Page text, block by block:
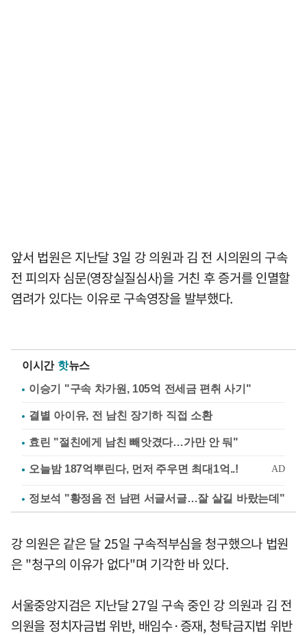
앞서 법원은 지난달 3일 강 의원과 김 전 시의원의 구속
전 피의자 심문(영장실질심사)을 거친 후 증거를 인멸할
염려가 있다는 이유로 구속영장을 발부했다.
이시간 핫뉴스
이승기 "구속 차가원, 105억 전세금 편취 사기"
결별 아이유, 전 남친 장기하 직접 소환
효린 "절친에게 남친 빼앗겼다…가만 안 둬"
정보석 "황정음 전 남편 서글서글…잘 살길 바랐는데"
강 의원은 같은 달 25일 구속적부심을 청구했으나 법원
은 "청구의 이유가 없다"며 기각한 바 있다.
서울중앙지검은 지난달 27일 구속 중인 강 의원과 김 전
의원을 정치자금법 위반, 배임수·증재, 청탁금지법 위반